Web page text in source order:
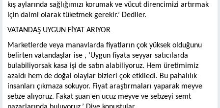
kış aylarında sağlığımızı korumak ve vücut direncimizi artırmak
için daimi olarak tüketmek gerekir.’ Dediler.
VATANDAŞ UYGUN FİYAT ARIYOR
Marketlerde veya manavlarda fiyatların çok yüksek olduğunu
belirten vatandaşlar ise , ‘Uygun fiyata seyyar satıcılarda
bulabiliyorsak kasa işi de satın alabiliyoruz. Hem üretimimiz
azaldı hem de doğal olaylar bizleri çok etkiledi. Bu pahalılık
insanları çıkmaza sokuyor. Fiyat araştırmaları yaparak meyve
sebze alıyoruz. Fakat şuan en ucuz meyve ve sebzeyi semt